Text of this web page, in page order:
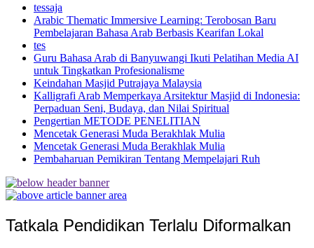
tessaja
Arabic Thematic Immersive Learning: Terobosan Baru
Pembelajaran Bahasa Arab Berbasis Kearifan Lokal
tes
Guru Bahasa Arab di Banyuwangi Ikuti Pelatihan Media AI
untuk Tingkatkan Profesionalisme
Keindahan Masjid Putrajaya Malaysia
Kalligrafi Arab Memperkaya Arsitektur Masjid di Indonesia:
Perpaduan Seni, Budaya, dan Nilai Spiritual
Pengertian METODE PENELITIAN
Mencetak Generasi Muda Berakhlak Mulia
Mencetak Generasi Muda Berakhlak Mulia
Pembaharuan Pemikiran Tentang Mempelajari Ruh
Tatkala Pendidikan Terlalu Diformalkan